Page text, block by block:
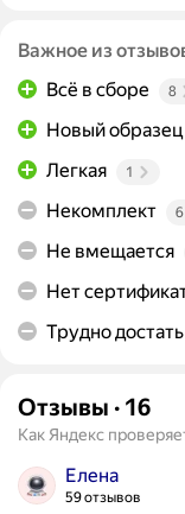
Важное из
Всё в сборе
8
Новый образец
Легкая 1
Некомплект 6
Не вмещается
Нет
Трудно
Отзывы · 16
Как Яндекс
Елена
59 отзывов